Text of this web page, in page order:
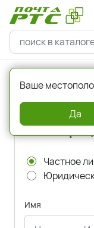
Главная
Частное
Имя
Ваше
Да